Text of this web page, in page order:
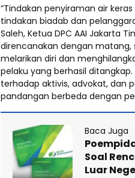
“Tindakan penyiraman air
tindakan biadab dan
Saleh, Ketua DPC AAI Jakarta
direncanakan dengan matang,
melarikan diri dan
pelaku yang berhasil
terhadap aktivis, advokat, dan
pandangan berbeda dengan
Baca Juga
Soal
Luar